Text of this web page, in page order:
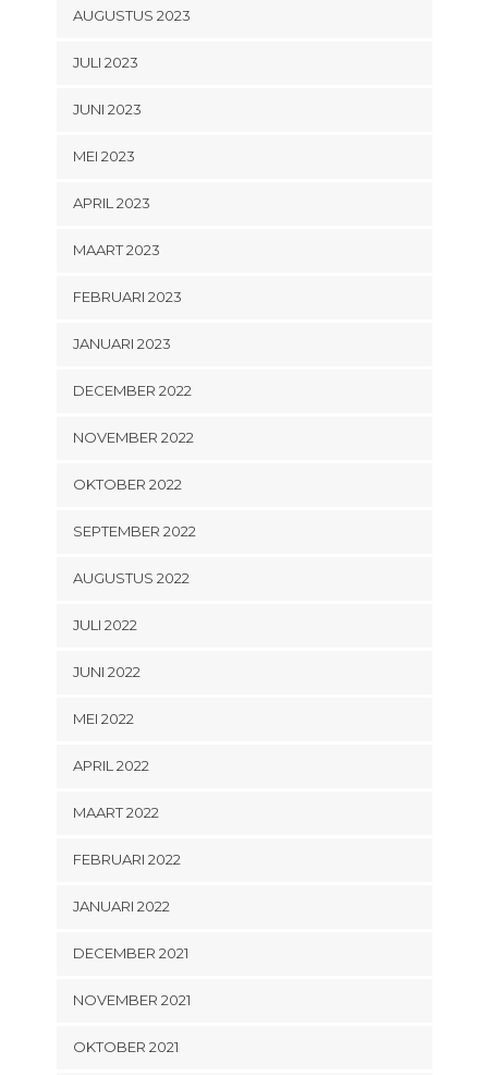
AUGUSTUS 2023
JULI 2023
JUNI 2023
MEI 2023
APRIL 2023
MAART 2023
FEBRUARI 2023
JANUARI 2023
DECEMBER 2022
NOVEMBER 2022
OKTOBER 2022
SEPTEMBER 2022
AUGUSTUS 2022
JULI 2022
JUNI 2022
MEI 2022
APRIL 2022
MAART 2022
FEBRUARI 2022
JANUARI 2022
DECEMBER 2021
NOVEMBER 2021
OKTOBER 2021